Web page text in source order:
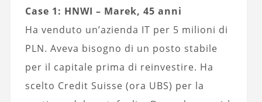
Case 1: HNWI – Marek, 45 anni
Ha venduto un’azienda IT per 5 milioni di
PLN. Aveva bisogno di un posto stabile
per il capitale prima di reinvestire. Ha
scelto Credit Suisse (ora UBS) per la